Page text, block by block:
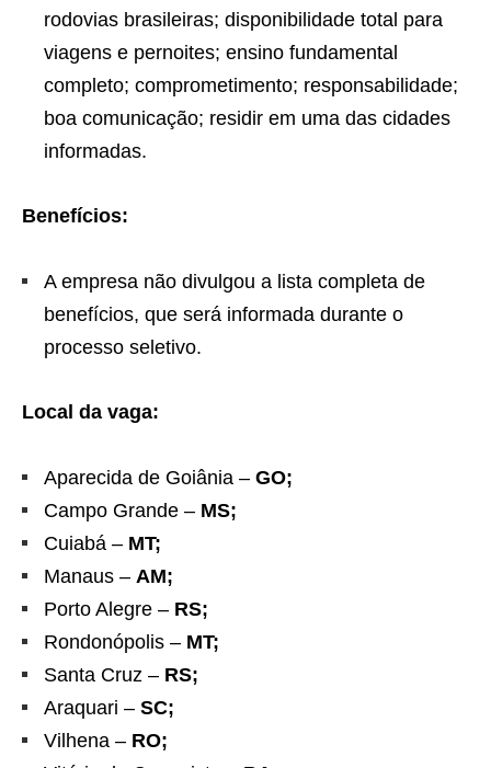
rodovias brasileiras; disponibilidade total para
viagens e pernoites; ensino fundamental
completo; comprometimento; responsabilidade;
boa comunicação; residir em uma das cidades
informadas.
Benefícios:
A empresa não divulgou a lista completa de
benefícios, que será informada durante o
processo seletivo.
Local da vaga:
Aparecida de Goiânia – GO;
Campo Grande – MS;
Cuiabá – MT;
Manaus – AM;
Porto Alegre – RS;
Rondonópolis – MT;
Santa Cruz – RS;
Araquari – SC;
Vilhena – RO;